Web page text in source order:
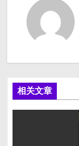
航
相关文章